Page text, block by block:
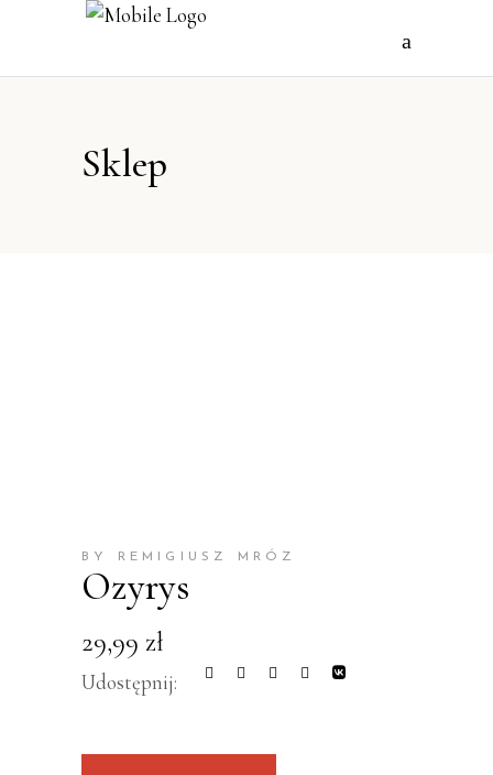
Sklep
BY REMIGIUSZ MRÓZ
Ozyrys
29,99 zł
Udostępnij: